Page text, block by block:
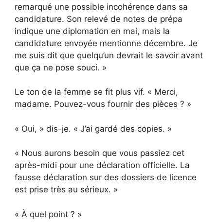
remarqué une possible incohérence dans sa
candidature. Son relevé de notes de prépa
indique une diplomation en mai, mais la
candidature envoyée mentionne décembre. Je
me suis dit que quelqu’un devrait le savoir avant
que ça ne pose souci. »
Le ton de la femme se fit plus vif. « Merci,
madame. Pouvez-vous fournir des pièces ? »
« Oui, » dis-je. « J’ai gardé des copies. »
« Nous aurons besoin que vous passiez cet
après-midi pour une déclaration officielle. La
fausse déclaration sur des dossiers de licence
est prise très au sérieux. »
« À quel point ? »